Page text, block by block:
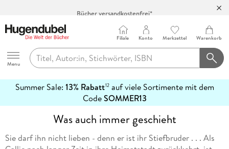
Abholung in über 100 Filialen
Hugendubel
Menu
Filiale Konto Merkzettel Warenkorb
Summer Sale: 13% Rabatt12auf viele Sortimente mit dem
CodeSOMMER13
erfahren
Was auch immer geschieht
Sie darf ihn nicht lieben - denn er ist ihr Stiefbruder . . . Als